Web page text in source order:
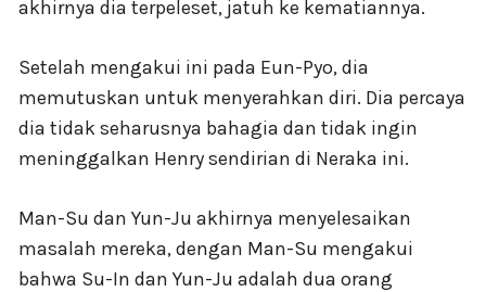
akhirnya dia terpeleset, jatuh ke kematiannya.
Setelah mengakui ini pada Eun-Pyo, dia
memutuskan untuk menyerahkan diri. Dia percaya
dia tidak seharusnya bahagia dan tidak ingin
meninggalkan Henry sendirian di Neraka ini.
Man-Su dan Yun-Ju akhirnya menyelesaikan
masalah mereka, dengan Man-Su mengakui
bahwa Su-In dan Yun-Ju adalah dua orang